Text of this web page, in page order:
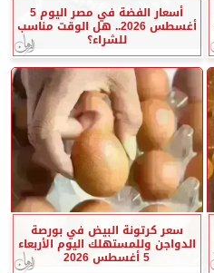
أسعار الفضة في مصر اليوم 5
أغسطس 2026.. هل الوقت مناسب
للشراء؟
سعر كرتونة البيض في بورصة
الدواجن وللمستهلك اليوم الأربعاء
5 أغسطس 2026